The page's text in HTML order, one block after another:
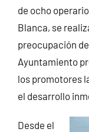
de ocho
Blanca, se
preocupación
Ayuntamiento
los promotores
el desarrollo
Desde el